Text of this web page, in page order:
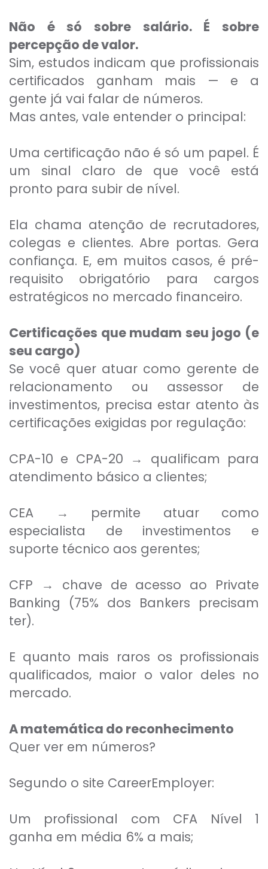
Não é só sobre salário. É sobre
percepção de valor.
Sim, estudos indicam que profissionais
certificados ganham mais — e a
gente já vai falar de números.
Mas antes, vale entender o principal:
Uma certificação não é só um papel. É
um sinal claro de que você está
pronto para subir de nível.
Ela chama atenção de recrutadores,
colegas e clientes. Abre portas. Gera
confiança. E, em muitos casos, é pré-
requisito obrigatório para cargos
estratégicos no mercado financeiro.
Certificações que mudam seu jogo (e
seu cargo)
Se você quer atuar como gerente de
relacionamento ou assessor de
investimentos, precisa estar atento às
certificações exigidas por regulação:
CPA-10 e CPA-20 → qualificam para
atendimento básico a clientes;
CEA → permite atuar como
especialista de investimentos e
suporte técnico aos gerentes;
CFP → chave de acesso ao Private
Banking (75% dos Bankers precisam
ter).
E quanto mais raros os profissionais
qualificados, maior o valor deles no
mercado.
A matemática do reconhecimento
Quer ver em números?
Segundo o site CareerEmployer:
Um profissional com CFA Nível 1
ganha em média 6% a mais;